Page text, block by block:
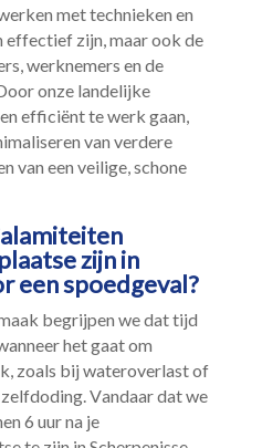
met technieken en
effectief zijn, maar ook de
werknemers en de
onze landelijke
efficiënt te werk gaan,
van verdere
van een veilige, schone
zijn in
een spoedgeval?
begrijpen we dat tijd
het gaat om
zoals bij wateroverlast of
Vandaar dat we
6 uur na je